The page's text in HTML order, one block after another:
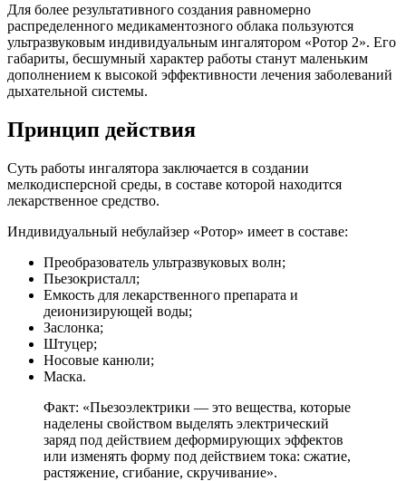
Для более результативного создания равномерно
распределенного медикаментозного облака пользуются
ультразвуковым индивидуальным ингалятором «Ротор 2». Его
габариты, бесшумный характер работы станут маленьким
дополнением к высокой эффективности лечения заболеваний
дыхательной системы.
Принцип действия
Суть работы ингалятора заключается в создании
мелкодисперсной среды, в составе которой находится
лекарственное средство.
Индивидуальный небулайзер «Ротор» имеет в составе:
Преобразователь ультразвуковых волн;
Пьезокристалл;
Емкость для лекарственного препарата и
деионизирующей воды;
Заслонка;
Штуцер;
Носовые канюли;
Маска.
Факт: «Пьезоэлектрики — это вещества, которые
наделены свойством выделять электрический
заряд под действием деформирующих эффектов
или изменять форму под действием тока: сжатие,
растяжение, сгибание, скручивание».